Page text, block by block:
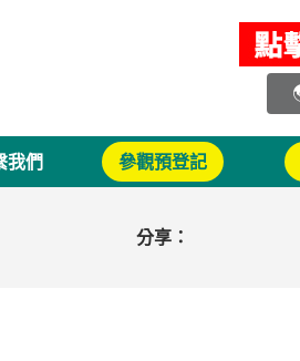
我們 參觀預登記
分享：